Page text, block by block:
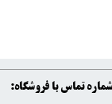
شماره تماس با فروشگاه: